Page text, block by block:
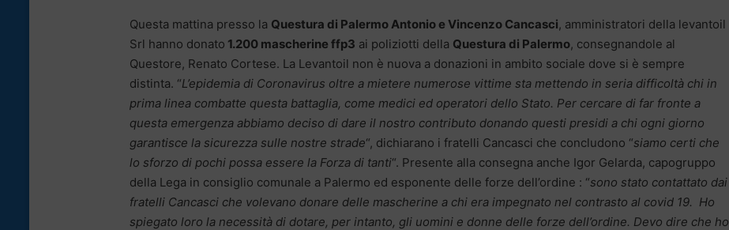
Questa mattina presso la Questura di Palermo Antonio e Vincenzo Cancasci, amministratori della levantoil
Srl hanno donato 1.200 mascherine ffp3 ai poliziotti della Questura di Palermo, consegnandole al
Questore, Renato Cortese. La Levantoil non è nuova a donazioni in ambito sociale dove si è sempre
distinta. “L’epidemia di Coronavirus oltre a mietere numerose vittime sta mettendo in seria difficoltà chi in
prima linea combatte questa battaglia, come medici ed operatori dello Stato. Per cercare di far fronte a
questa emergenza abbiamo deciso di dare il nostro contributo donando questi presidi a chi ogni giorno
garantisce la sicurezza sulle nostre strade“, dichiarano i fratelli Cancasci che concludono “siamo certi che
lo sforzo di pochi possa essere la Forza di tanti“. Presente alla consegna anche Igor Gelarda, capogruppo
della Lega in consiglio comunale a Palermo ed esponente delle forze dell’ordine : “sono stato contattato dai
fratelli Cancasci che volevano donare delle mascherine a chi era impegnato nel contrasto al covid 19. Ho
spiegato loro la necessità di dotare, per intanto, gli uomini e donne delle forze dell’ordine. Devo dire che ho